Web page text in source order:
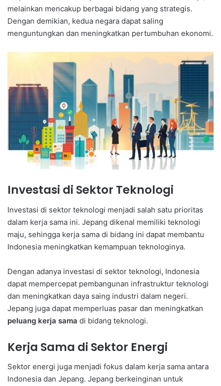
melainkan mencakup berbagai bidang yang strategis.
Dengan demikian, kedua negara dapat saling
menguntungkan dan meningkatkan pertumbuhan ekonomi.
Investasi di Sektor Teknologi
Investasi di sektor teknologi menjadi salah satu prioritas
dalam kerja sama ini. Jepang dikenal memiliki teknologi
maju, sehingga kerja sama di bidang ini dapat membantu
Indonesia meningkatkan kemampuan teknologinya.
Dengan adanya investasi di sektor teknologi, Indonesia
dapat mempercepat pembangunan infrastruktur teknologi
dan meningkatkan daya saing industri dalam negeri.
Jepang juga dapat memperluas pasar dan meningkatkan
peluang kerja sama di bidang teknologi.
Kerja Sama di Sektor Energi
Sektor energi juga menjadi fokus dalam kerja sama antara
Indonesia dan Jepang. Jepang berkeinginan untuk